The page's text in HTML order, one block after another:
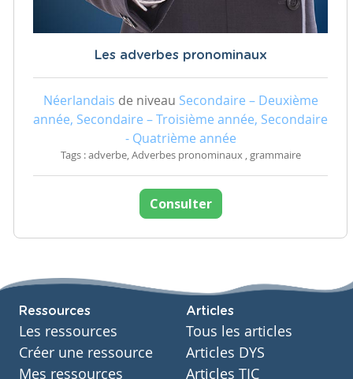
Les adverbes pronominaux
Néerlandais de niveau Secondaire – Deuxième
année, Secondaire – Troisième année, Secondaire
- Quatrième année
Tags : adverbe, Adverbes pronominaux , grammaire
Consulter
Ressources
Les ressources
Créer une ressource
Mes ressources
Articles
Tous les articles
Articles DYS
Articles TIC